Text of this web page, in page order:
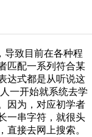
导致目前在各种程
匹配一系列符合某
达式都是从听说这
一开始就系统去学
因为，对应初学者
一串字符，就很头
直接去网上搜索。